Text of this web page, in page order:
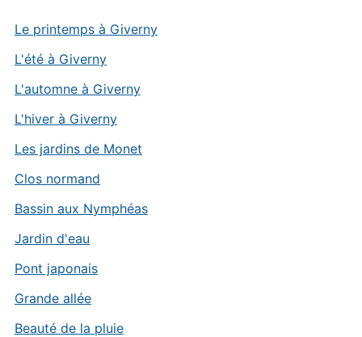
Le printemps à Giverny
L'été à Giverny
L'automne à Giverny
L'hiver à Giverny
Les jardins de Monet
Clos normand
Bassin aux Nymphéas
Jardin d'eau
Pont japonais
Grande allée
Beauté de la pluie